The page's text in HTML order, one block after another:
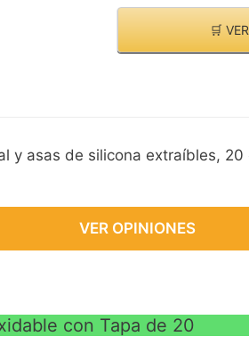
🛒
y asas de silicona extraíbles,
VER OPINIONES
con Tapa de 20